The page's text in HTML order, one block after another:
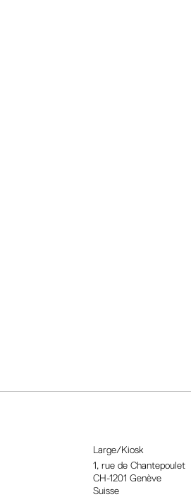
Large/Kiosk
1, rue de Chantepoulet
CH-1201 Genève
Suisse